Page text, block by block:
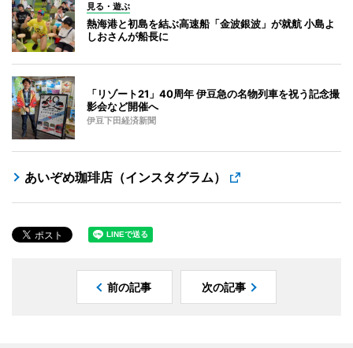
見る・遊ぶ
熱海港と初島を結ぶ高速船「金波銀波」が就航 小島よ
しおさんが船長に
「リゾート21」40周年 伊豆急の名物列車を祝う記念撮
影会など開催へ
伊豆下田経済新聞
あいぞめ珈琲店（インスタグラム）
前の記事 次の記事